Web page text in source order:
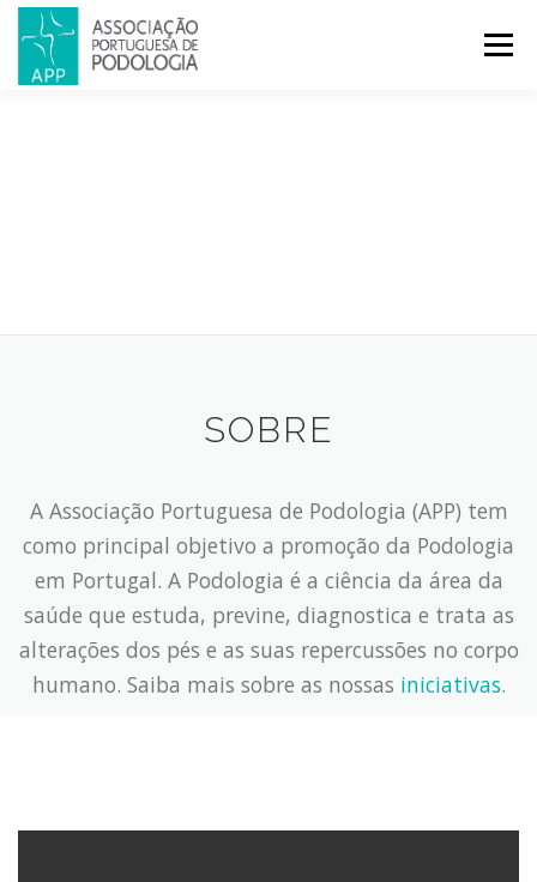
Menu
SOBRE
A Associação Portuguesa de Podologia (APP) tem
como principal objetivo a promoção da Podologia
em Portugal. A Podologia é a ciência da área da
saúde que estuda, previne, diagnostica e trata as
alterações dos pés e as suas repercussões no corpo
humano. Saiba mais sobre as nossas iniciativas.